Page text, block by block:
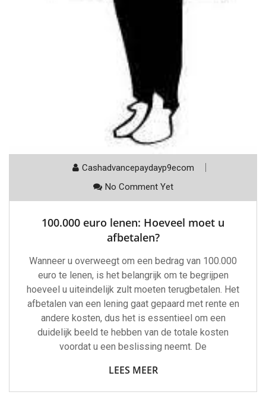
Cashadvancepaydayp9ecom
No Comment Yet
100.000 euro lenen: Hoeveel moet u
afbetalen?
Wanneer u overweegt om een bedrag van 100.000
euro te lenen, is het belangrijk om te begrijpen
hoeveel u uiteindelijk zult moeten terugbetalen. Het
afbetalen van een lening gaat gepaard met rente en
andere kosten, dus het is essentieel om een
duidelijk beeld te hebben van de totale kosten
voordat u een beslissing neemt. De
LEES MEER